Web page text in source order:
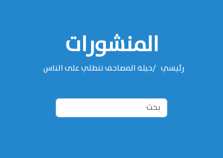
المنشورات
رئيسي حيلة المصاحف تنطلي على الناس